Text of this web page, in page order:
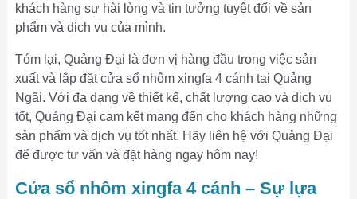
khách hàng sự hài lòng và tin tưởng tuyệt đối về sản
phẩm và dịch vụ của mình.
Tóm lại, Quảng Đại là đơn vị hàng đầu trong việc sản
xuất và lắp đặt cửa sổ nhôm xingfa 4 cánh tại Quảng
Ngãi. Với đa dạng về thiết kế, chất lượng cao và dịch vụ
tốt, Quảng Đại cam kết mang đến cho khách hàng những
sản phẩm và dịch vụ tốt nhất. Hãy liên hệ với Quảng Đại
để được tư vấn và đặt hàng ngay hôm nay!
Cửa sổ nhôm xingfa 4 cánh – Sự lựa